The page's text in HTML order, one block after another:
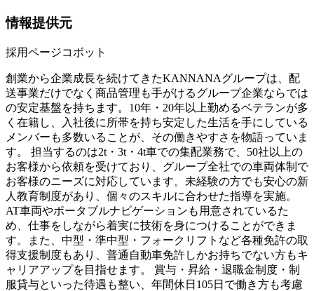
情報提供元
採用ページコボット
創業から企業成長を続けてきたKANNANAグループは、配
送事業だけでなく商品管理も手がけるグループ企業ならでは
の安定基盤を持ちます。10年・20年以上勤めるベテランが多
く在籍し、入社後に所帯を持ち安定した生活を手にしている
メンバーも多数いることが、その働きやすさを物語っていま
す。 担当するのは2t・3t・4t車での集配業務で、50社以上の
お客様から依頼を受けており、グループ全社での車両体制で
お客様のニーズに対応しています。未経験の方でも安心の新
人教育制度があり、個々のスキルに合わせた指導を実施。
AT車両やポータブルナビゲーションも用意されているた
め、仕事をしながら着実に技術を身につけることができま
す。また、中型・準中型・フォークリフトなど各種免許の取
得支援制度もあり、普通自動車免許しかお持ちでない方もキ
ャリアアップを目指せます。 賞与・昇給・退職金制度・制
服貸与といった待遇も整い、年間休日105日で働き方も考慮